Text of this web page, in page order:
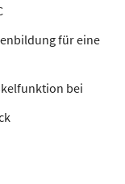
für eine
bei